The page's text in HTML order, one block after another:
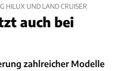
HILUX UND LAND CRUISER
auch bei
zahlreicher Modelle